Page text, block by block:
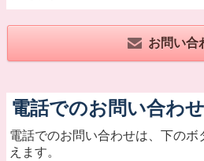
お問い合
電話でのお問い合わせ
電話でのお問い合わせは、下のボ
えます。